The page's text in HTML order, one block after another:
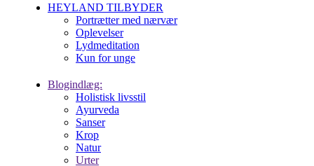
HEYLAND TILBYDER
Portrætter med nærvær
Oplevelser
Lydmeditation
Kun for unge
Blogindlæg:
Holistisk livsstil
Ayurveda
Sanser
Krop
Natur
Urter